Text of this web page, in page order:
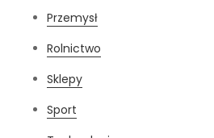
Przemysł
Rolnictwo
Sklepy
Sport